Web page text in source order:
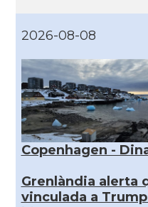
2026-08-08
Copenhagen -
Grenlàndia alerta
vinculada a